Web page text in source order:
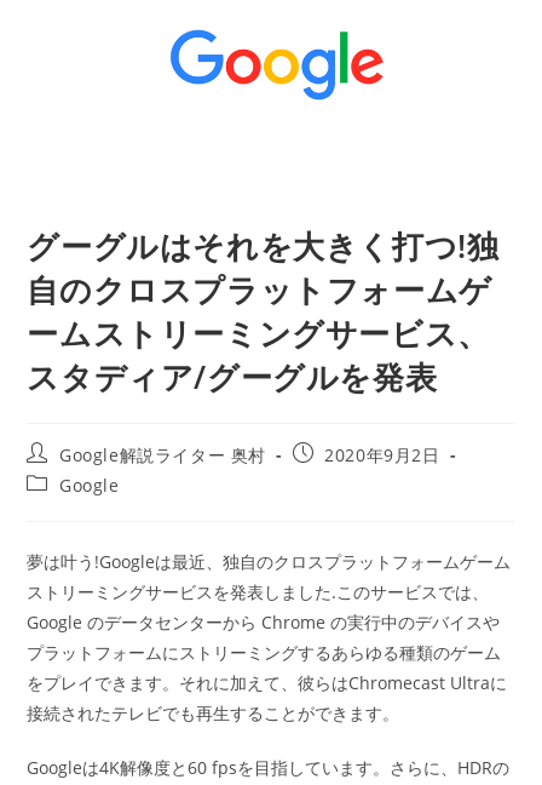
グーグルはそれを大きく打つ!独
自のクロスプラットフォームゲ
ームストリーミングサービス、
スタディア/グーグルを発表
投
稿
者:
Google解説ライター 奥村
投
2020年9月2日
投
テ
ゴ
リ
ー:
Google
夢は叶う!Googleは最近、独自のクロスプラットフォームゲーム
ストリーミングサービスを発表しました.このサービスでは、
Google のデータセンターから Chrome の実行中のデバイスや
プラットフォームにストリーミングするあらゆる種類のゲーム
をプレイできます。それに加えて、彼らはChromecast Ultraに
接続されたテレビでも再生することができます。
Googleは4K解像度と60 fpsを目指しています。さらに、HDRの